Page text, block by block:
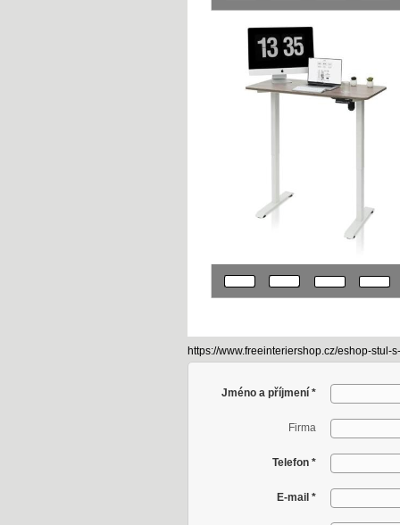
https://www.freeinteriershop.cz/eshop-stul-
Jméno a příjmení *
Firma
Telefon *
E-mail *